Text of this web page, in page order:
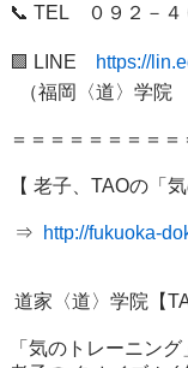
📞 TEL　０９２－
🟩 LINE
https://
＝＝＝＝＝＝＝＝＝
【 老子、TAOの「
⇒ http://fukuoka-
「気のトレーニング